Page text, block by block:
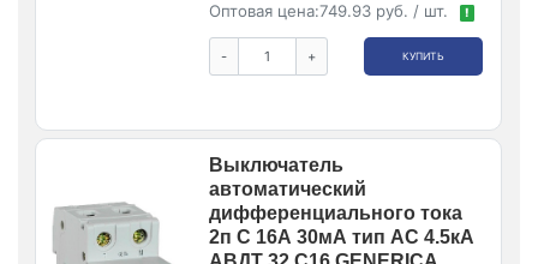
Оптовая цена:749.93 руб. / шт. !
- + КУПИТЬ
Выключатель
автоматический
дифференциального тока
2п C 16А 30мА тип AC 4.5кА